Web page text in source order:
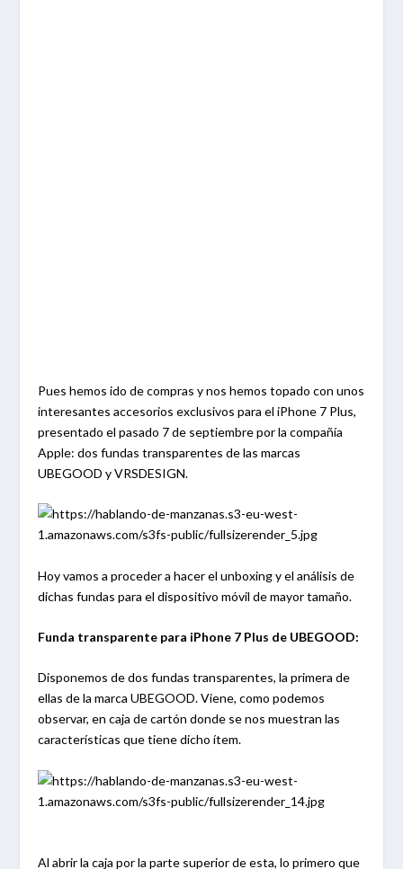
Pues hemos ido de compras y nos hemos topado con unos
interesantes accesorios exclusivos para el iPhone 7 Plus,
presentado el pasado 7 de septiembre por la compañía
Apple: dos fundas transparentes de las marcas
UBEGOOD y VRSDESIGN.
Hoy vamos a proceder a hacer el unboxing y el análisis de
dichas fundas para el dispositivo móvil de mayor tamaño.
Funda transparente para iPhone 7 Plus de UBEGOOD:
Disponemos de dos fundas transparentes, la primera de
ellas de la marca UBEGOOD. Viene, como podemos
observar, en caja de cartón donde se nos muestran las
características que tiene dicho ítem.
Al abrir la caja por la parte superior de esta, lo primero que